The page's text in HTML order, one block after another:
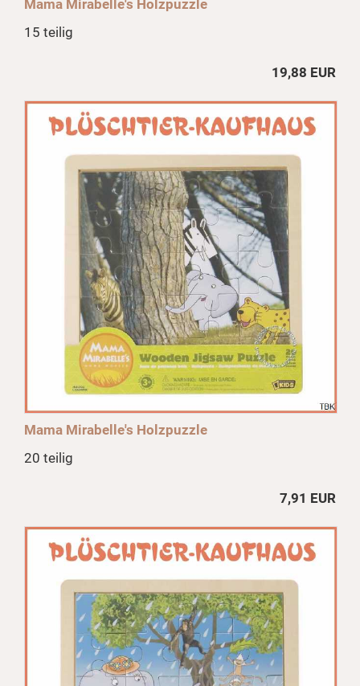
Mama Mirabelle's Holzpuzzle
15 teilig
19,88 EUR
Mama Mirabelle's Holzpuzzle
20 teilig
7,91 EUR